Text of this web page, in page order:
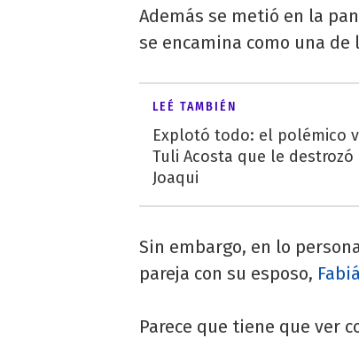
Además se metió en la
se encamina como una
LEÉ TAMBIÉN
Explotó todo: el polémico
Tuli Acosta que le destrozó
Joaqui
Sin embargo, en lo
pareja con su esposo,
Parece que tiene que ver